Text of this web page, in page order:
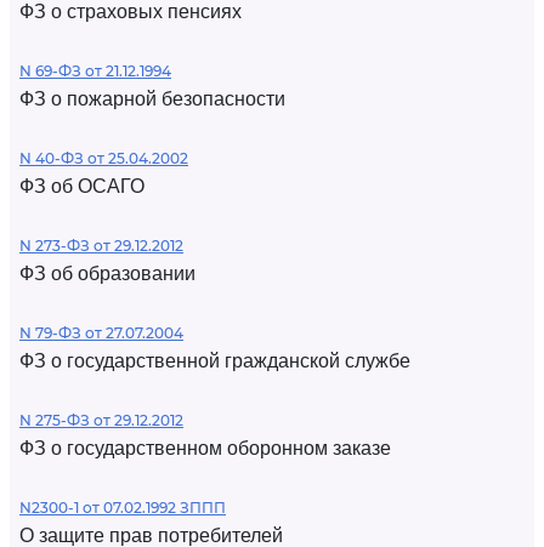
ФЗ о страховых пенсиях
N 69-ФЗ от 21.12.1994
ФЗ о пожарной безопасности
N 40-ФЗ от 25.04.2002
ФЗ об ОСАГО
N 273-ФЗ от 29.12.2012
ФЗ об образовании
N 79-ФЗ от 27.07.2004
ФЗ о государственной гражданской службе
N 275-ФЗ от 29.12.2012
ФЗ о государственном оборонном заказе
N2300-1 от 07.02.1992 ЗППП
О защите прав потребителей